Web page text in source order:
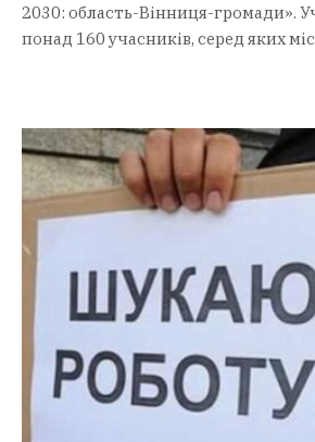
2030: область-Вінниця-громади».
понад 160 учасників, серед яких